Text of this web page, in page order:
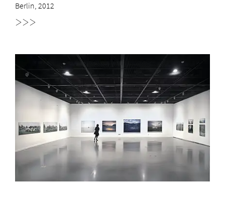
Berlin, 2012
>>>